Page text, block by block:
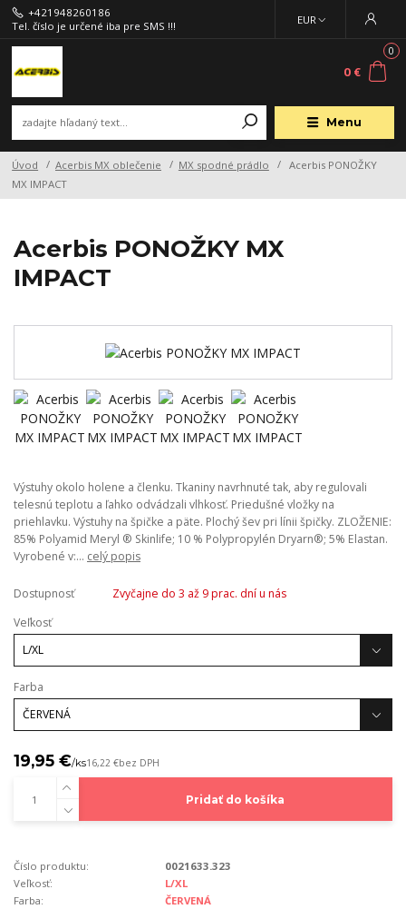
Menu
EUR
+421948260186
Tel. číslo je určené iba pre SMS !!!
0
0 €
Úvod Acerbis MX oblečenie MX spodné prádlo
Acerbis PONOŽKY
MX IMPACT
Acerbis PONOŽKY MX
IMPACT
Výstuhy okolo holene a členku. Tkaniny navrhnuté tak, aby regulovali
telesnú teplotu a ľahko odvádzali vlhkosť. Priedušné vložky na
priehlavku. Výstuhy na špičke a päte. Plochý šev pri línii špičky. ZLOŽENIE:
85% Polyamid Meryl ® Skinlife; 10 % Polypropylén Dryarn®; 5% Elastan.
Vyrobené v:... celý popis
Dostupnosť
Zvyčajne do 3 až 9 prac. dní u nás
Veľkosť
Farba
19,95 €/ks16,22 €bez DPH
Pridať do košíka
Číslo produktu:
0021633.323
Veľkosť:
L/XL
Farba:
ČERVENÁ